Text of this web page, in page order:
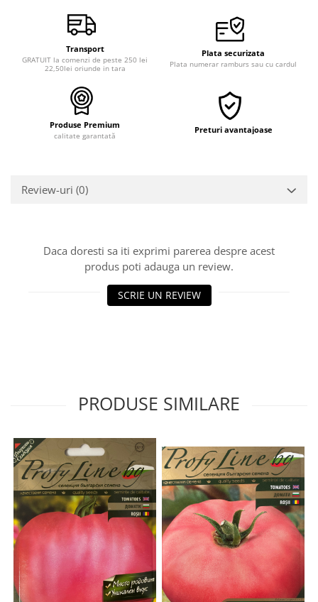
Transport
GRATUIT la comenzi de peste 250 lei
22,50lei oriunde in tara
Plata securizata
Plata numerar ramburs sau cu cardul
Produse Premium
calitate garantată
Preturi avantajoase
Review-uri (0)
Daca doresti sa iti exprimi parerea despre acest
produs poti adauga un review.
SCRIE UN REVIEW
PRODUSE SIMILARE